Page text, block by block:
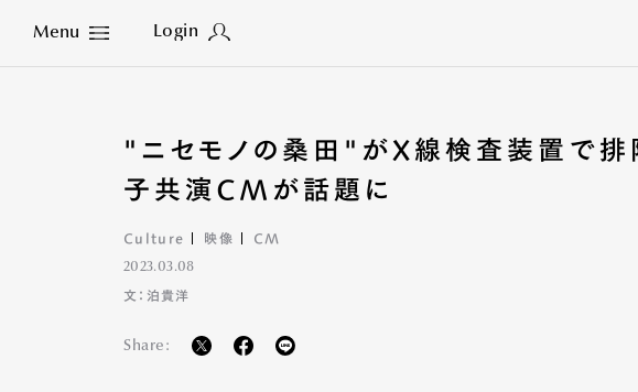
Menu Login
Close
"ニセモノの桑田"がX線検査装置で
子共演CMが話題に
Culture 映像 CM
2023.03.08
文：泊貴洋
Share: